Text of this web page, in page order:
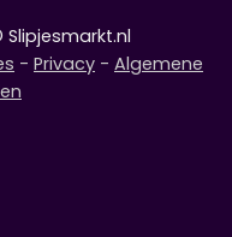
- Privacy - Algemene